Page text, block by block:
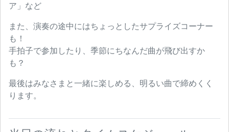
ア」など
また、演奏の途中にはちょっとしたサプライズコーナー
も！
手拍子で参加したり、季節にちなんだ曲が飛び出すか
も？
最後はみなさまと一緒に楽しめる、明るい曲で締めくく
ります。